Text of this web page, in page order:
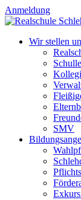
Anmeldung
Wir stellen
SMV